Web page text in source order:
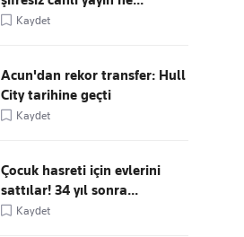
Kaydet
Acun'dan rekor transfer: Hull
City tarihine geçti
Kaydet
Çocuk hasreti için evlerini
sattılar! 34 yıl sonra...
Kaydet